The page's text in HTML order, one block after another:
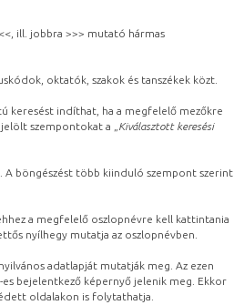
ill. jobbra >>> mutató hármas
oktatók, szakok és tanszékek közt.
keresést indíthat, ha a megfelelő mezőkre
szempontokat a „ Kiválasztott keresési
böngészést több kiinduló szempont szerint
a megfelelő oszlopnévre kell kattintania
nyílhegy mutatja az oszlopnévben.
adatlapját mutatják meg. Az ezen
bejelentkező képernyő jelenik meg. Ekkor
oldalakon is folytathatja.